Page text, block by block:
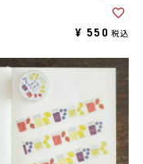
¥ 550 税込